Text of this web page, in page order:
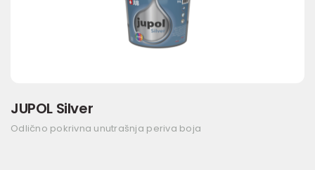
JUPOL Silver
Odlično pokrivna unutrašnja periva boja